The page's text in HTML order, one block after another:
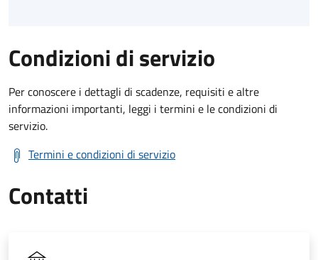
Condizioni di servizio
Per conoscere i dettagli di scadenze, requisiti e altre
informazioni importanti, leggi i termini e le condizioni di
servizio.
Termini e condizioni di servizio
Contatti